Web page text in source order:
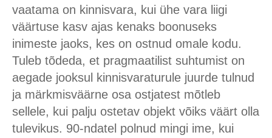
vaatama on kinnisvara, kui ühe vara liigi
väärtuse kasv ajas kenaks boonuseks
inimeste jaoks, kes on ostnud omale kodu.
Tuleb tõdeda, et pragmaatilist suhtumist on
aegade jooksul kinnisvaraturule juurde tulnud
ja märkmisväärne osa ostjatest mõtleb
sellele, kui palju ostetav objekt võiks väärt olla
tulevikus. 90-ndatel polnud mingi ime, kui